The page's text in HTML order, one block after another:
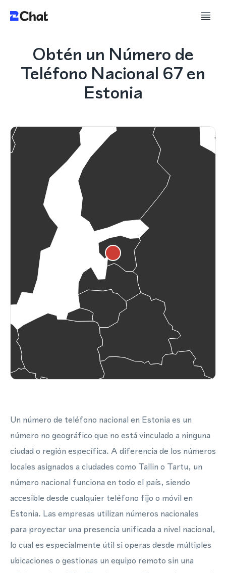
Obtén un Número de
Teléfono Nacional 67 en
Estonia
Un número de teléfono nacional en Estonia es un
número no geográfico que no está vinculado a ninguna
ciudad o región específica. A diferencia de los números
locales asignados a ciudades como Tallin o Tartu, un
número nacional funciona en todo el país, siendo
accesible desde cualquier teléfono fijo o móvil en
Estonia. Las empresas utilizan números nacionales
para proyectar una presencia unificada a nivel nacional,
lo cual es especialmente útil si operas desde múltiples
ubicaciones o gestionas un equipo remoto sin una